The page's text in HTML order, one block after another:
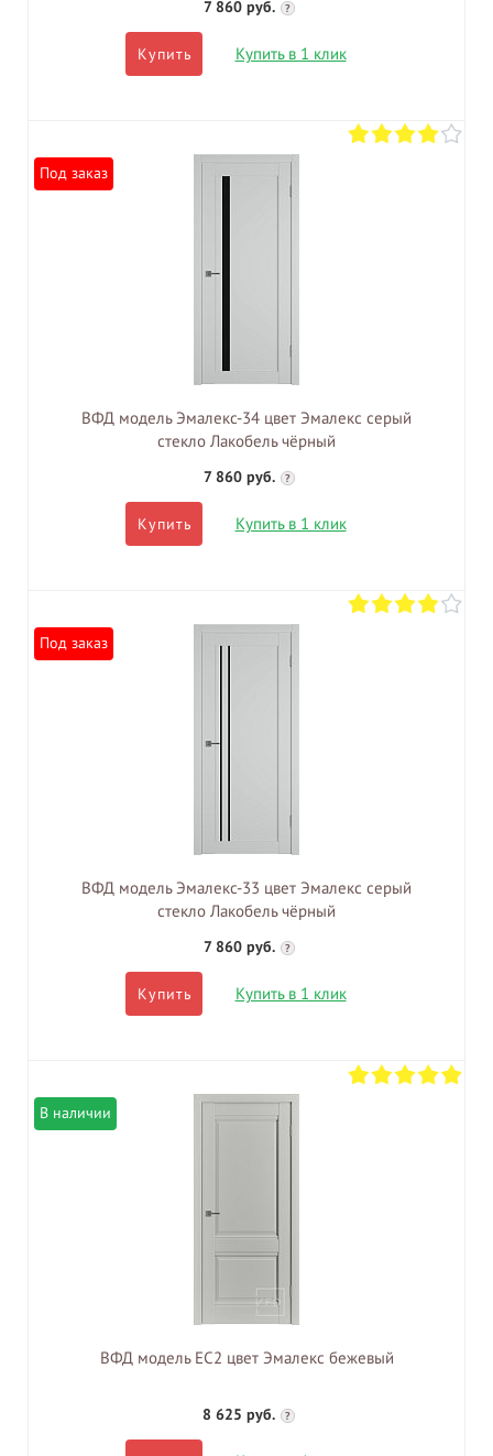
7 860 руб. ?
Купить Купить в 1 клик
Под заказ
ВФД модель Эмалекс-34 цвет Эмалекс серый
стекло Лакобель чёрный
7 860 руб. ?
Купить Купить в 1 клик
Под заказ
ВФД модель Эмалекс-33 цвет Эмалекс серый
стекло Лакобель чёрный
7 860 руб. ?
Купить Купить в 1 клик
В наличии
ВФД модель EC2 цвет Эмалекс бежевый
8 625 руб. ?